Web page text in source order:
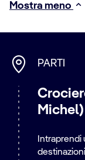
Mostra meno
PARTI
Intraprendi